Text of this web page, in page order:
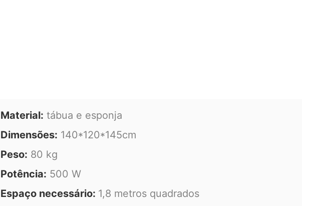
Material: tábua e esponja
Dimensões: 140*120*145cm
Peso: 80 kg
Potência: 500 W
Espaço necessário: 1,8 metros quadrados